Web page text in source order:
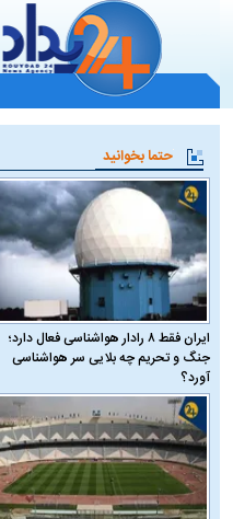
حتما بخوانید
ایران فقط ۸ رادار هواشناسی فعال دارد؛
جنگ و تحریم چه بلایی سر هواشناسی
آورد؟